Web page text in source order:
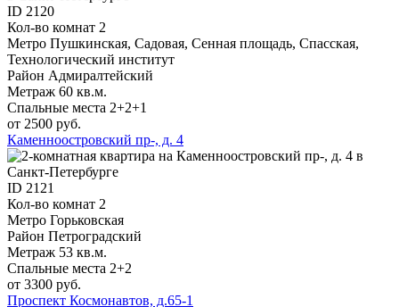
ID 2120
Кол-во комнат 2
Метро Пушкинская, Садовая, Сенная площадь, Спасская,
Технологический институт
Район Адмиралтейский
Метраж 60 кв.м.
Спальные места 2+2+1
от 2500 руб.
Каменноостровский пр-, д. 4
ID 2121
Кол-во комнат 2
Метро Горьковская
Район Петроградский
Метраж 53 кв.м.
Спальные места 2+2
от 3300 руб.
Проспект Космонавтов, д.65-1